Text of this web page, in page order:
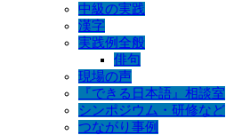
中級の実践
漢字
実践例全般
俳句
現場の声
『できる日本語』相談室
シンポジウム・研修など
つながり事例